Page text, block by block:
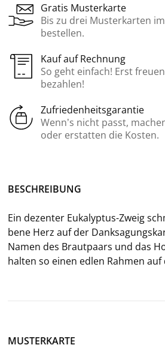
Gratis Musterkarte
Bis zu drei Musterkarten
bestellen.
Kauf auf Rechnung
So geht einfach! Erst
bezahlen!
Zufriedenheitsgarantie
Wenn’s nicht passt,
oder erstatten die Kosten.
BE­SCHREI­BUNG
Ein de­zen­ter Eukalyptus-​Zweig
be­ne Herz auf der
Namen des Braut­paars und das
hal­ten so einen edlen Rah­men auf
MUSTERKARTE